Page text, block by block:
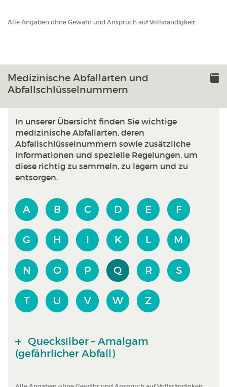
Alle Angaben ohne Gewähr und Anspruch auf Vollständigkeit.
Medizinische Abfallarten und
Abfallschlüsselnummern
In unserer Übersicht finden Sie wichtige
medizinische Abfallarten, deren
Abfallschlüsselnummern sowie zusätzliche
Informationen und spezielle Regelungen, um
diese richtig zu sammeln, zu lagern und zu
entsorgen.
A B C D E F
G H I K L M
N O P Q R S
T U V W Z
Quecksilber – Amalgam
(gefährlicher Abfall)